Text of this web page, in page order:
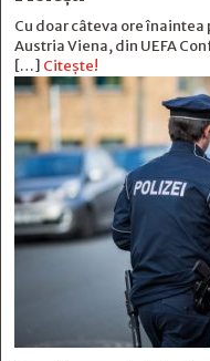
Cu doar câteva ore
Austria Viena, din UEFA
[…] Citește!